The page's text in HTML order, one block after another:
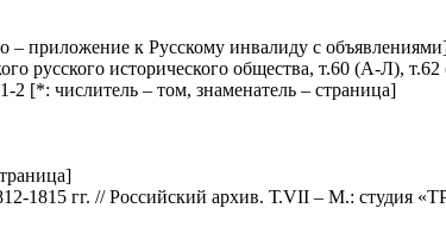
– приложение к Русскому инвалиду с
русского исторического общества, т.60 (А-Л),
2 [*: числитель – том, знаменатель – страница]
1815 гг. // Российский архив. Т.VII – М.: студия